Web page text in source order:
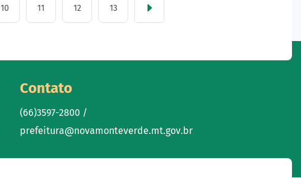
10 11 12 13
Contato
(66)3597-2800 /
prefeitura@novamonteverde.mt.gov.br